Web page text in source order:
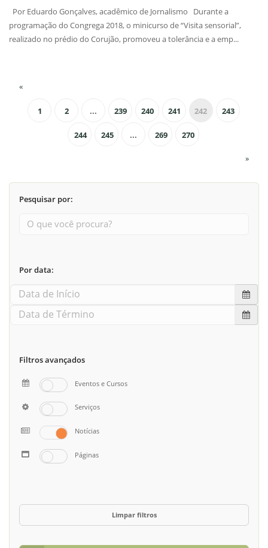
Por Eduardo Gonçalves, acadêmico de Jornalismo Durante a
programação do Congrega 2018, o minicurso de “Visita sensorial”,
realizado no prédio do Corujão, promoveu a tolerância e a emp...
«
1 2 ... 239 240 241 242 243
244 245 ... 269 270
»
Pesquisar por:
Por data:
Filtros avançados
Eventos e Cursos
Serviços
Notícias
Páginas
Limpar filtros